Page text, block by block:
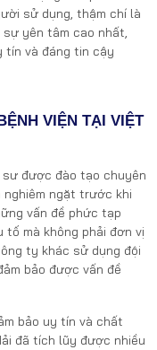
sử dụng, thậm chí là
sự yên tâm cao nhất,
tín và đáng tin cậy
VIỆN TẠI VIỆT
được đào tạo chuyên
nghiêm ngặt trước khi
vấn đề phức tạp
mà không phải đơn vị
ty khác sử dụng đội
bảo được vấn đề
bảo uy tín và chất
đã tích lũy được nhiều